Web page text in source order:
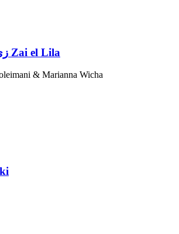
زي‌ اللیلة Zai el Lila
& Marianna Wicha